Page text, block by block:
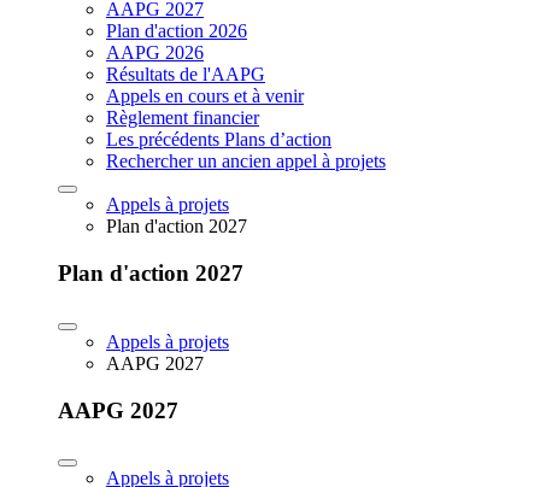
AAPG 2027
Plan d'action 2026
AAPG 2026
Résultats de l'AAPG
Appels en cours et à venir
Règlement financier
Les précédents Plans d’action
Rechercher un ancien appel à projets
Appels à projets
Plan d'action 2027
Plan d'action 2027
Appels à projets
AAPG 2027
AAPG 2027
Appels à projets